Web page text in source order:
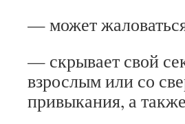
— может
— скрывает свой
взрослым или со
привыкания, а